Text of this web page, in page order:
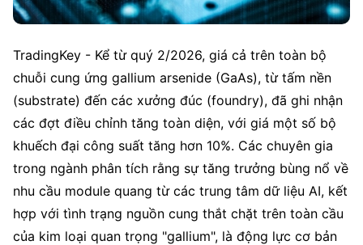
TradingKey - Kể từ quý 2/2026, giá cả trên toàn bộ
chuỗi cung ứng gallium arsenide (GaAs), từ tấm nền
(substrate) đến các xưởng đúc (foundry), đã ghi nhận
các đợt điều chỉnh tăng toàn diện, với giá một số bộ
khuếch đại công suất tăng hơn 10%. Các chuyên gia
trong ngành phân tích rằng sự tăng trưởng bùng nổ về
nhu cầu module quang từ các trung tâm dữ liệu AI, kết
hợp với tình trạng nguồn cung thắt chặt trên toàn cầu
của kim loại quan trọng "gallium", là động lực cơ bản